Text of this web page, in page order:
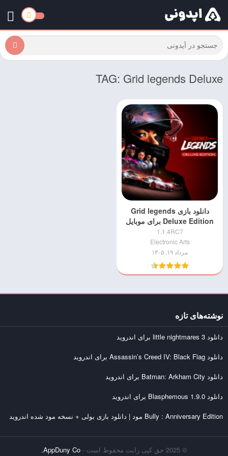
TAG: Grid legends Deluxe
دانلود بازی Grid legends
Deluxe Edition برای موبایل
1.1.4RC7
Electronic Arts
مرداد ۱۹, ۱۴۰۵
نوشته‌های تازه
دانلود little nightmares 3 برای اندروید
دانلود Assassin’s Creed IV: Black Flag برای اندروید
دانلود Batman: Arkham City برای اندروید
دانلود Blasphemous 1.9.0 برای اندروید
Bully : Anniversary Edition مود | دانلود بازی بولی + نسخه مود شده اندروید
© 2025 حق کپی رایت محفوظ است - AppDuny Co.